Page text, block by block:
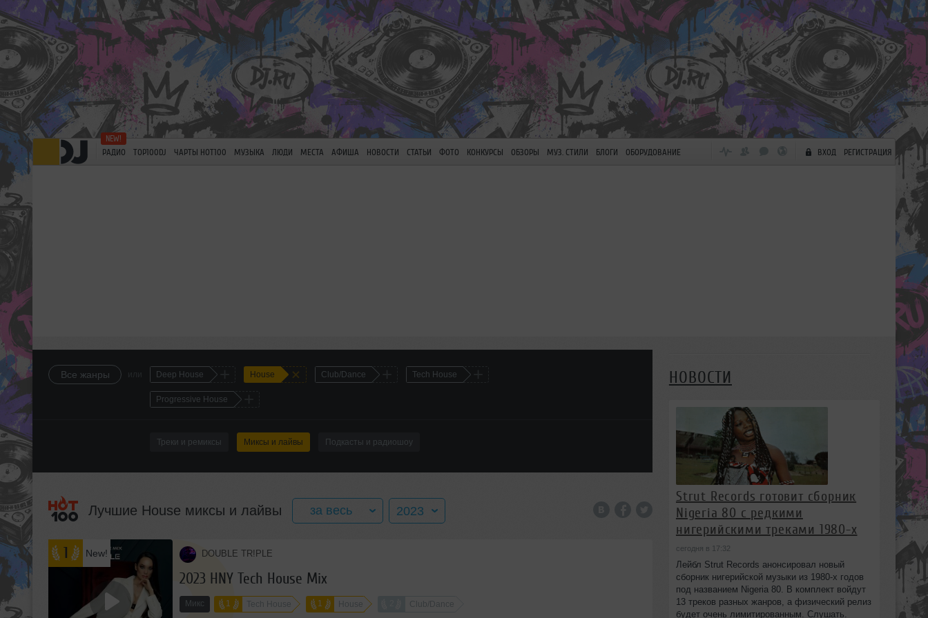
РАДИО TOP100DJ ЧАРТЫ HOT100 МУЗЫКА ЛЮДИ МЕСТА АФИША НОВОСТИ СТАТЬИ ФОТО КОНКУРСЫ ОБЗОРЫ МУЗ. СТИЛИ БЛОГИ ОБОРУДОВАНИЕ ВХОД РЕГИСТРАЦИЯ
Все жанры Deep House House + Club/Dance Tech House
Progressive House
Треки и ремиксы Миксы и лайвы Подкасты и радиошоу
Лучшие House миксы и лайвы за весь
январь
февраль
2023
1 New! DOUBLE TR!PLE
2023 HNY Tech House Mix
Микс 1 Tech House 1 House Club/Dance
НОВОСТИ
Strut Records готовит сборник
Nigeria 80 с редкими
нигерийскими треками 1980-х
сегодня в 17:32
Лейбл Strut Records анонсировал новый
сборник нигерийской музыки из 1980-х годов
под названием Nigeria 80. В комплект войдут
13 треков разных жанров, а физический релиз
будет очень лимитированным. Слушать.